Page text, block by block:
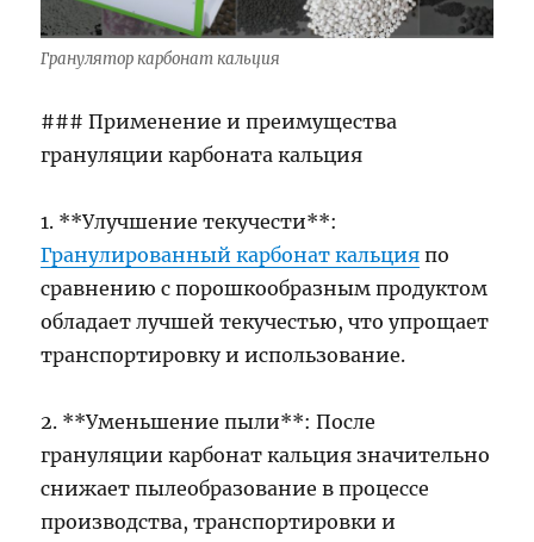
Гранулятор карбонат кальция
### Применение и преимущества
грануляции карбоната кальция
1. **Улучшение текучести**:
Гранулированный карбонат кальция по
сравнению с порошкообразным продуктом
обладает лучшей текучестью, что упрощает
транспортировку и использование.
2. **Уменьшение пыли**: После
грануляции карбонат кальция значительно
снижает пылеобразование в процессе
производства, транспортировки и